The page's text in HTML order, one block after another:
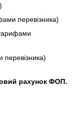
перевізника)
рахунок ФОП.